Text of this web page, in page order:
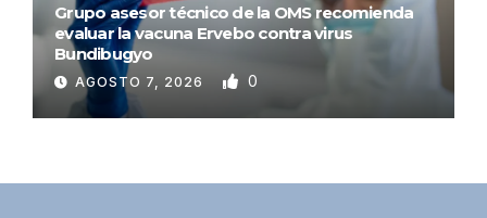
Grupo asesor técnico de la OMS recomienda
evaluar la vacuna Ervebo contra virus
Bundibugyo
AGOSTO 7, 2026 0